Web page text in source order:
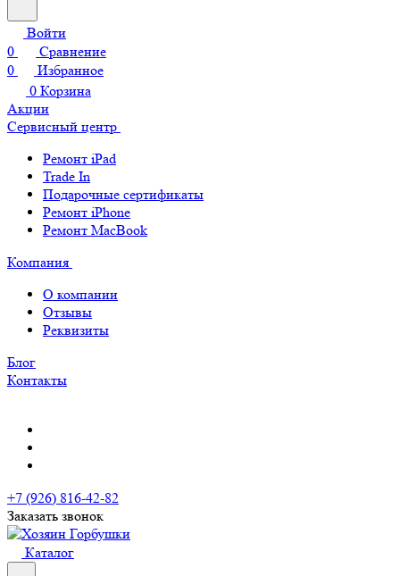
Войти
0
Сравнение
0
Избранное
0 Корзина
Акции
Сервисный центр
Ремонт iPad
Trade In
Подарочные сертификаты
Ремонт iPhone
Ремонт MacBook
Компания
О компании
Отзывы
Реквизиты
Блог
Контакты
+7 (926) 816-42-82
Заказать звонок
Каталог